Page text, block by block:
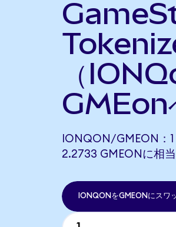
（
GMEon
IONQON/GMEON：
2.2733 GMEONに相
IONQONをGMEONにスワ